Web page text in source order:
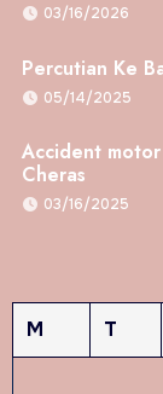
03/16/2026
Percutian Ke
05/14/2025
Accident
Cheras
03/16/2025
M T